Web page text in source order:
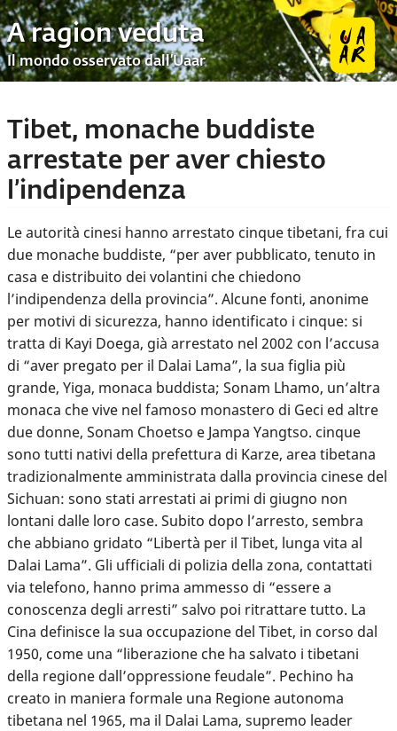
A ragion veduta
Il mondo osservato dall’Uaar
Tibet, monache buddiste
arrestate per aver chiesto
l’indipendenza
Le autorità cinesi hanno arrestato cinque tibetani, fra cui
due monache buddiste, “per aver pubblicato, tenuto in
casa e distribuito dei volantini che chiedono
l’indipendenza della provincia”. Alcune fonti, anonime
per motivi di sicurezza, hanno identificato i cinque: si
tratta di Kayi Doega, già arrestato nel 2002 con l’accusa
di “aver pregato per il Dalai Lama”, la sua figlia più
grande, Yiga, monaca buddista; Sonam Lhamo, un’altra
monaca che vive nel famoso monastero di Geci ed altre
due donne, Sonam Choetso e Jampa Yangtso. cinque
sono tutti nativi della prefettura di Karze, area tibetana
tradizionalmente amministrata dalla provincia cinese del
Sichuan: sono stati arrestati ai primi di giugno non
lontani dalle loro case. Subito dopo l’arresto, sembra
che abbiano gridato “Libertà per il Tibet, lunga vita al
Dalai Lama”. Gli ufficiali di polizia della zona, contattati
via telefono, hanno prima ammesso di “essere a
conoscenza degli arresti” salvo poi ritrattare tutto. La
Cina definisce la sua occupazione del Tibet, in corso dal
1950, come una “liberazione che ha salvato i tibetani
della regione dall’oppressione feudale”. Pechino ha
creato in maniera formale una Regione autonoma
tibetana nel 1965, ma il Dalai Lama, supremo leader